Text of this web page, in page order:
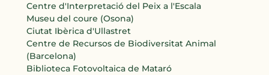
Centre d'Interpretació del Peix a l'Escala
Museu del coure (Osona)
Ciutat Ibèrica d'Ullastret
Centre de Recursos de Biodiversitat Animal
(Barcelona)
Biblioteca Fotovoltaica de Mataró